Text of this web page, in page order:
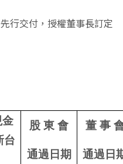
行交付，授權董事長訂定
金
台
股 東 會
通過日期
董 事
通過日